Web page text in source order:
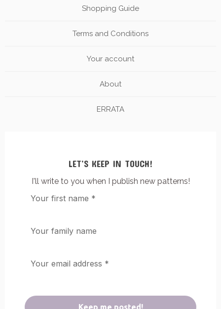
Shopping Guide
Terms and Conditions
Your account
About
ERRATA
LET’S KEEP IN TOUCH!
I'll write to you when I publish new patterns!